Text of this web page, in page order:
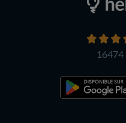
16474